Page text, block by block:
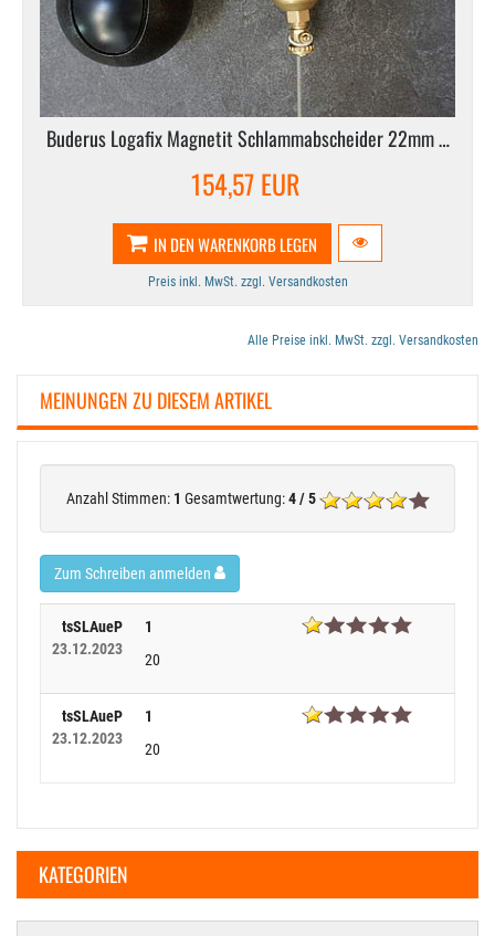
Buderus Logafix Magnetit Schlammabscheider 22mm …
154,57 EUR
IN DEN WARENKORB LEGEN
Preis inkl. MwSt. zzgl. Versandkosten
Alle Preise inkl. MwSt. zzgl. Versandkosten
MEINUNGEN ZU DIESEM ARTIKEL
Anzahl Stimmen: 1 Gesamtwertung:4 / 5
Zum Schreiben anmelden
tsSLAueP
23.12.2023
1
20
tsSLAueP
23.12.2023
1
20
KATEGORIEN